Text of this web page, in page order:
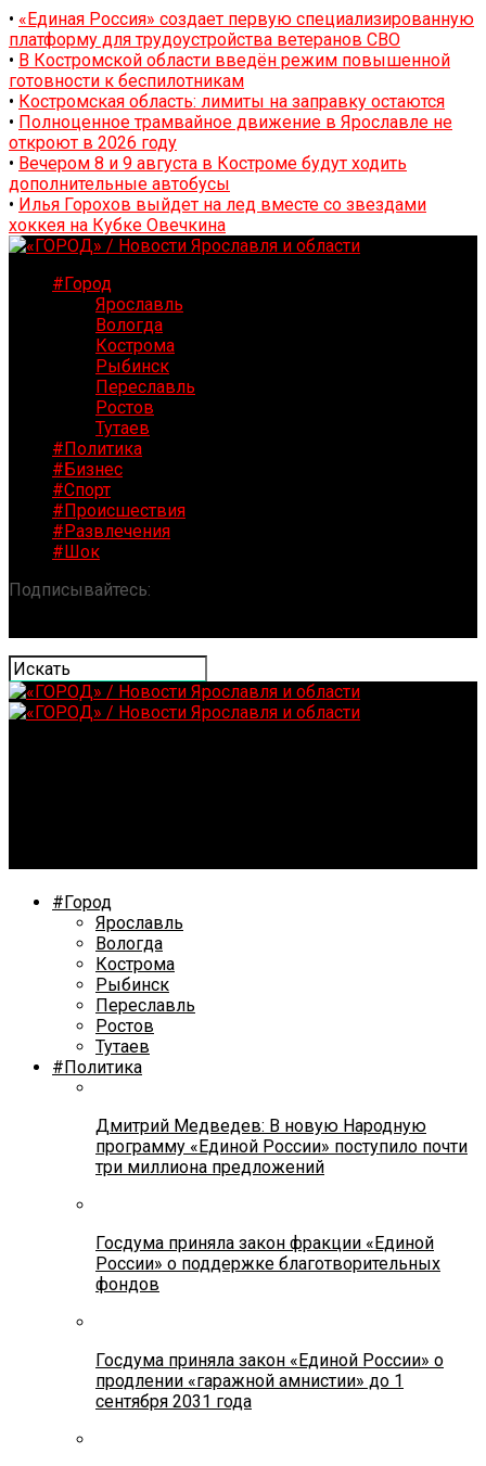
• «Единая Россия» создает первую специализированную
платформу для трудоустройства ветеранов СВО
• В Костромской области введён режим повышенной
готовности к беспилотникам
• Костромская область: лимиты на заправку остаются
• Полноценное трамвайное движение в Ярославле не
откроют в 2026 году
• Вечером 8 и 9 августа в Костроме будут ходить
дополнительные автобусы
• Илья Горохов выйдет на лед вместе со звездами
хоккея на Кубке Овечкина
#Город
Ярославль
Вологда
Кострома
Рыбинск
Переславль
Ростов
Тутаев
#Политика
#Бизнес
#Спорт
#Происшествия
#Развлечения
#Шок
Подписывайтесь:
#Город
Ярославль
Вологда
Кострома
Рыбинск
Переславль
Ростов
Тутаев
#Политика
Дмитрий Медведев: В новую Народную
программу «Единой России» поступило почти
три миллиона предложений
Госдума приняла закон фракции «Единой
России» о поддержке благотворительных
фондов
Госдума приняла закон «Единой России» о
продлении «гаражной амнистии» до 1
сентября 2031 года